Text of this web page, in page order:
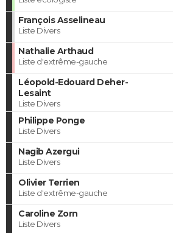
François Asselineau
Liste Divers
Nathalie Arthaud
Liste d'extrême-gauche
Léopold-Edouard Deher-
Lesaint
Liste Divers
Philippe Ponge
Liste Divers
Nagib Azergui
Liste Divers
Olivier Terrien
Liste d'extrême-gauche
Caroline Zorn
Liste Divers